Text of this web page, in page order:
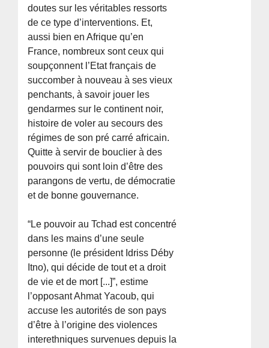
doutes sur les véritables ressorts
de ce type d’interventions. Et,
aussi bien en Afrique qu’en
France, nombreux sont ceux qui
soupçonnent l’Etat français de
succomber à nouveau à ses vieux
penchants, à savoir jouer les
gendarmes sur le continent noir,
histoire de voler au secours des
régimes de son pré carré africain.
Quitte à servir de bouclier à des
pouvoirs qui sont loin d’être des
parangons de vertu, de démocratie
et de bonne gouvernance.
“Le pouvoir au Tchad est concentré
dans les mains d’une seule
personne (le président Idriss Déby
Itno), qui décide de tout et a droit
de vie et de mort [...]”, estime
l’opposant Ahmat Yacoub, qui
accuse les autorités de son pays
d’être à l’origine des violences
interethniques survenues depuis la